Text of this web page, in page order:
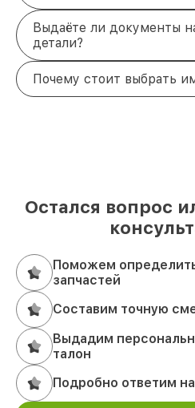
Выдаёте ли документы
детали?
Почему стоит выбрать
Остался вопрос
Поможем
запчастей
Составим точную
Выдадим
талон
Подробно ответим